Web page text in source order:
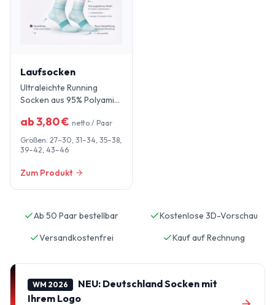
Laufsocken
Ultraleichte Running
Socken aus 95% Polyamid.
perfekt für Firmenläufe,
Marathons und Teams.
ab3,80€ netto / Paar
Größen: 27–30, 31–34, 35–38,
39–42, 43–46
Zum Produkt
Ab 50 Paar bestellbar
Kostenlose 3D-Vorschau
Versandkostenfrei
Kauf auf Rechnung
WM 2026
NEU: Deutschland Socken mit
Ihrem Logo